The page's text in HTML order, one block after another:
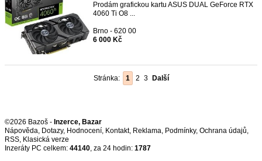
Prodám grafickou kartu ASUS DUAL GeForce RTX
4060 Ti O8 ...
Brno - 620 00
6 000 Kč
Stránka: 1 2 3 Další
©2026 Bazoš - Inzerce, Bazar
Nápověda, Dotazy, Hodnocení, Kontakt, Reklama, Podmínky, Ochrana údajů,
RSS,
Inzeráty PC celkem: 44140, za 24 hodin: 1787